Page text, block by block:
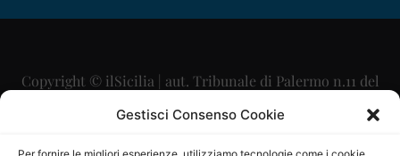
Gestisci Consenso Cookie
Copyright © ilSicilia | aut. Tribunale di Palermo n.11 del
29/09/2015